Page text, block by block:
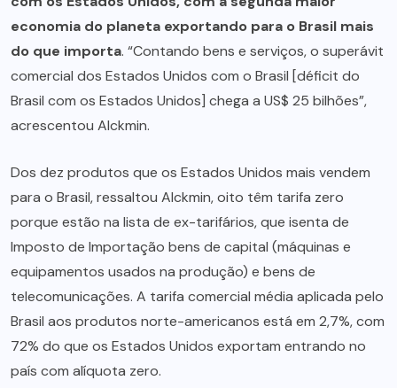
economia do planeta exportando para o Brasil mais
do que importa. “Contando bens e serviços, o superávit
comercial dos Estados Unidos com o Brasil [déficit do
Brasil com os Estados Unidos] chega a US$ 25 bilhões”,
acrescentou Alckmin.
Dos dez produtos que os Estados Unidos mais vendem
para o Brasil, ressaltou Alckmin, oito têm tarifa zero
porque estão na lista de ex-tarifários, que isenta de
Imposto de Importação bens de capital (máquinas e
equipamentos usados na produção) e bens de
telecomunicações. A tarifa comercial média aplicada pelo
Brasil aos produtos norte-americanos está em 2,7%, com
72% do que os Estados Unidos exportam entrando no
país com alíquota zero.